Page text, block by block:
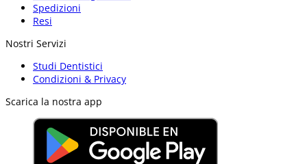
Spedizioni
Resi
Nostri Servizi
Studi Dentistici
Condizioni & Privacy
Scarica la nostra app